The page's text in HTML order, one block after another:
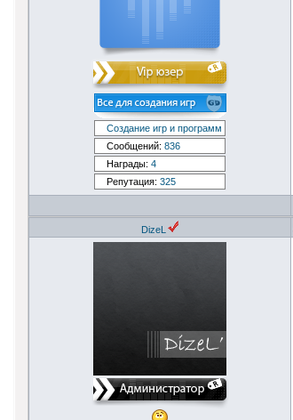
Создание игр и программ
Сообщений: 836
Награды: 4
Репутация: 325
DizeL